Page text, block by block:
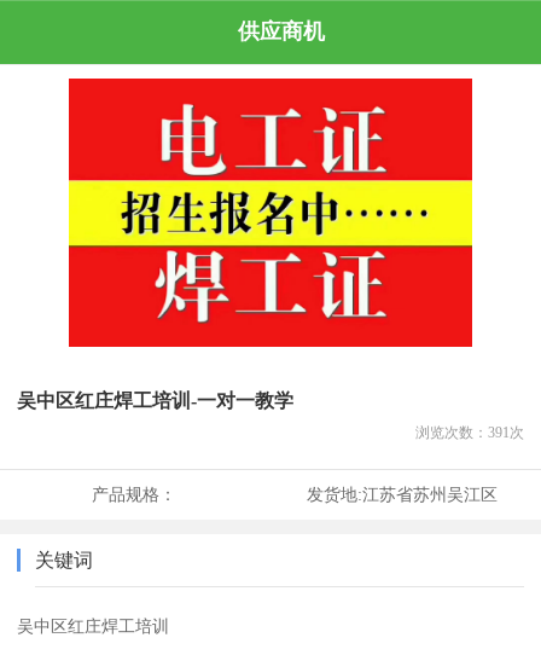
供应商机
吴中区红庄焊工培训-一对一教学
浏览次数： 391 次
产品规格： 发货地:江苏省苏州吴江区
关键词
吴中区红庄焊工培训